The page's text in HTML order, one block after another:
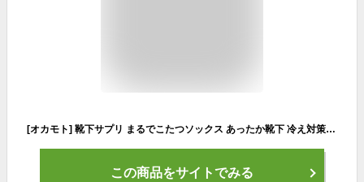
[オカモト] 靴下サプリ まるでこたつソックス あったか靴下 冷え対策 冬 防寒 ルームソックス レディース 932-995 ブラック 単品
この商品をサイトでみる